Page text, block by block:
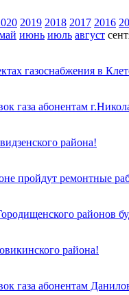
2019 2018 2017 2016
июнь июль август
газоснабжения в
газа абонентам
района!
пройдут ремонтные
районов
района!
газа абонентам